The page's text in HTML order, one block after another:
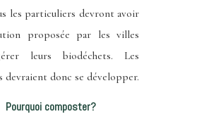
les particuliers devront avoir
proposée par les villes
leurs biodéchets. Les
devraient donc se développer.
Pourquoi composter?